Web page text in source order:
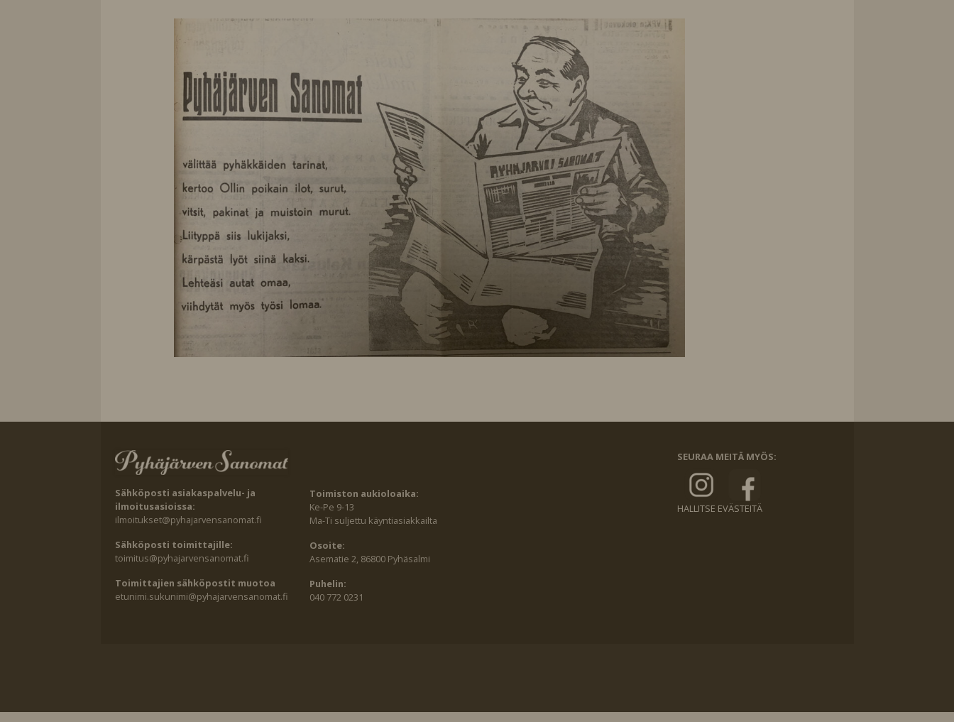
Sähköposti asiakaspalvelu- ja
ilmoitusasioissa:
ilmoitukset@pyhajarvensanomat.fi
Sähköposti toimittajille:
toimitus@pyhajarvensanomat.fi
Toimittajien sähköpostit muotoa
etunimi.sukunimi@pyhajarvensanomat.fi
Toimiston aukioloaika:
Ke-Pe 9-13
Ma-Ti suljettu käyntiasiakkailta
Osoite:
Asematie 2, 86800 Pyhäsalmi
Puhelin:
040 772 0231
SEURAA MEITÄ MYÖS:
HALLITSE EVÄSTEITÄ